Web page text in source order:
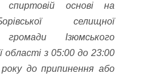
спиртовій основі на
селищної
громади Ізюмського
області з 05:00 до 23:00
до припинення або